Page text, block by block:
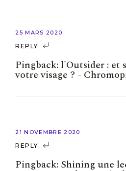
25 MARS 2020
REPLY
Pingback: l'Outsider : et
votre visage ? -
21 NOVEMBRE 2020
REPLY
Pingback: Shining une